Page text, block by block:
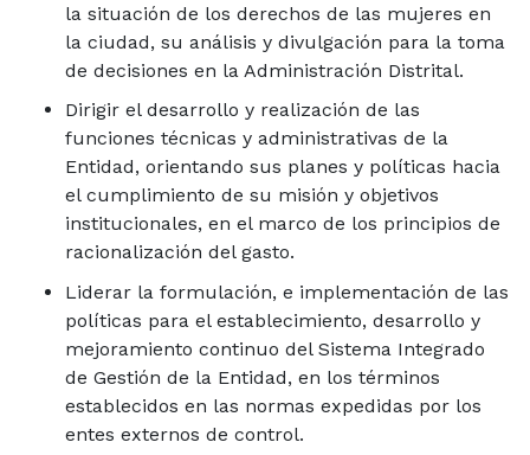
la situación de los derechos de las mujeres en
la ciudad, su análisis y divulgación para la toma
de decisiones en la Administración Distrital.
Dirigir el desarrollo y realización de las
funciones técnicas y administrativas de la
Entidad, orientando sus planes y políticas hacia
el cumplimiento de su misión y objetivos
institucionales, en el marco de los principios de
racionalización del gasto.
Liderar la formulación, e implementación de las
políticas para el establecimiento, desarrollo y
mejoramiento continuo del Sistema Integrado
de Gestión de la Entidad, en los términos
establecidos en las normas expedidas por los
entes externos de control.